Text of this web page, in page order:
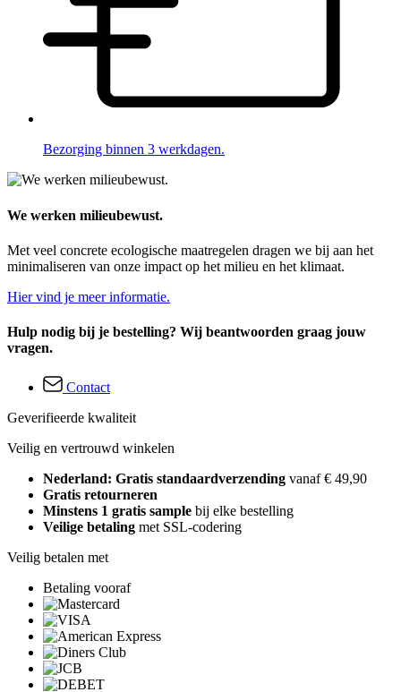
Bezorging binnen 3 werkdagen.
We werken milieubewust.
Met veel concrete ecologische maatregelen dragen we bij aan het
minimaliseren van onze impact op het milieu en het klimaat.
Hier vind je meer informatie.
Hulp nodig bij je bestelling? Wij beantwoorden graag jouw
vragen.
Contact
Geverifieerde kwaliteit
Veilig en vertrouwd winkelen
Nederland: Gratis standaardverzending vanaf € 49,90
Gratis retourneren
Minstens 1 gratis sample bij elke bestelling
Veilige betaling met SSL-codering
Veilig betalen met
Betaling vooraf